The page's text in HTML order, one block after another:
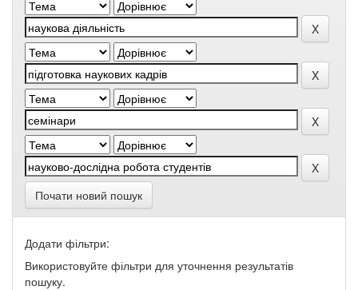
Почати новий пошук
Додати фільтри:
Використовуйте фільтри для уточнення результатів
пошуку.